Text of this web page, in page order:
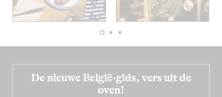
De nieuwe België-gids, vers uit de
oven!